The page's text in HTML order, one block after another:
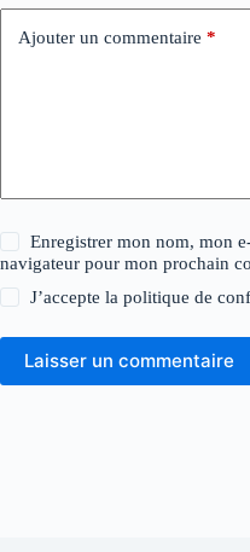
Ajouter un commentaire *
Enregistrer mon nom, mon
navigateur pour mon prochain
J’accepte lapolitique de
Laisser un commentaire